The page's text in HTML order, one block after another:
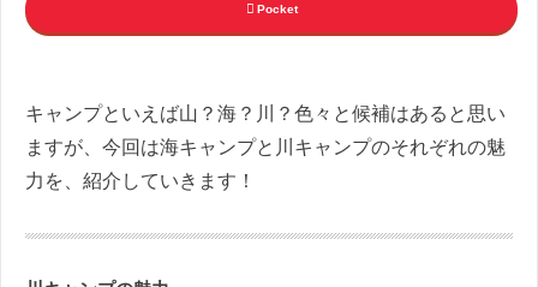
Pocket
キャンプといえば山？海？川？色々と候補はあると思い
ますが、今回は海キャンプと川キャンプのそれぞれの魅
力を、紹介していきます！